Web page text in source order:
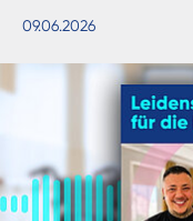
09.06.2026